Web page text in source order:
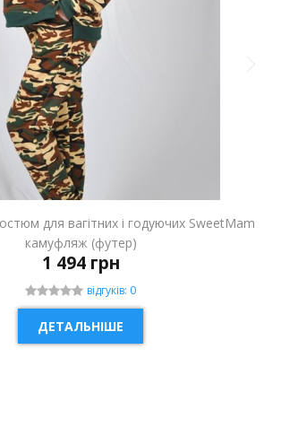
для вагітних і годуючих SweetMam
камуфляж (футер)
1 494 грн
відгуків: 0
ДЕТАЛЬНІШЕ